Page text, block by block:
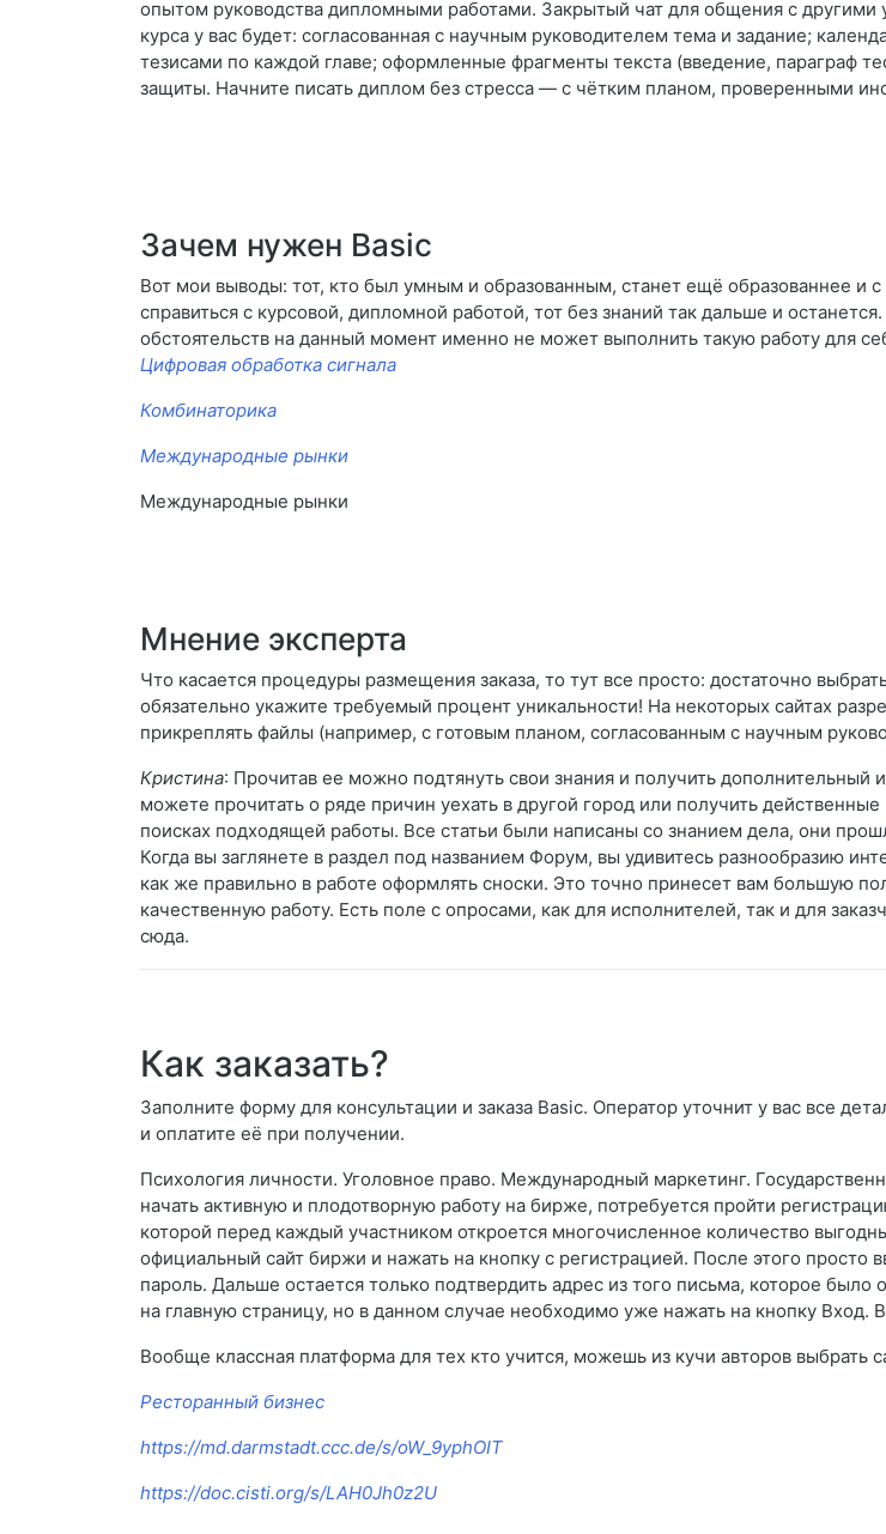
опытом руководства дипломными работами. Закрытый чат для общения с
курса у вас будет: согласованная с научным руководителем тема и задание;
тезисами по каждой главе; оформленные фрагменты текста (введение, параграф
защиты. Начните писать диплом без стресса — с чётким планом, проверенными
Зачем нужен Basic
Вот мои выводы: тот, кто был умным и образованным, станет ещё образованнее и
справиться с курсовой, дипломной работой, тот без знаний так дальше и
обстоятельств на данный момент именно не может выполнить такую работу для
Цифровая обработка сигнала
Комбинаторика
Международные рынки
Международные рынки
Мнение эксперта
Что касается процедуры размещения заказа, то тут все просто: достаточно
обязательно укажите требуемый процент уникальности! На некоторых сайтах
прикреплять файлы (например, с готовым планом, согласованным с научным
Кристина: Прочитав ее можно подтянуть свои знания и получить
можете прочитать о ряде причин уехать в другой город или получить
поисках подходящей работы. Все статьи были написаны со знанием дела, они
Когда вы заглянете в раздел под названием Форум, вы удивитесь разнообразию
как же правильно в работе оформлять сноски. Это точно принесет вам большую
качественную работу. Есть поле с опросами, как для исполнителей, так и для
сюда.
Как заказать?
Заполните форму для консультации и заказа Basic. Оператор уточнит у вас все
и оплатите её при получении.
Психология личности. Уголовное право. Международный маркетинг.
начать активную и плодотворную работу на бирже, потребуется пройти
которой перед каждый участником откроется многочисленное количество
официальный сайт биржи и нажать на кнопку с регистрацией. После этого
пароль. Дальше остается только подтвердить адрес из того письма, которое
на главную страницу, но в данном случае необходимо уже нажать на кнопку Вход.
Вообще классная платформа для тех кто учится, можешь из кучи авторов выбрать
Ресторанный бизнес
https://md.darmstadt.ccc.de/s/oW_9yphOIT
https://doc.cisti.org/s/LAH0Jh0z2U